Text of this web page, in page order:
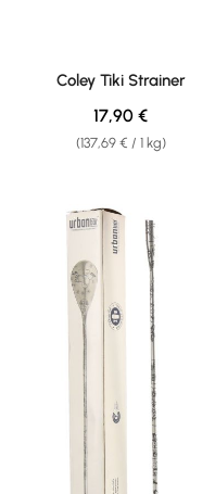
Coley Tiki Strainer
(137,69 € / 1 kg)
Regulärer Preis:
17,90 €